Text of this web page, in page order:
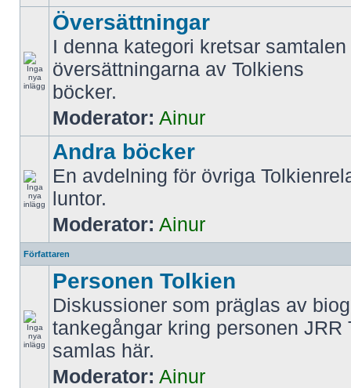
Översättningar
I denna kategori kretsar
översättningarna av Tolkiens
böcker.
Moderator: Ainur
Andra böcker
En avdelning för övriga
luntor.
Moderator: Ainur
Författaren
Personen Tolkien
Diskussioner som präglas av
tankegångar kring personen JRR
samlas här.
Moderator: Ainur